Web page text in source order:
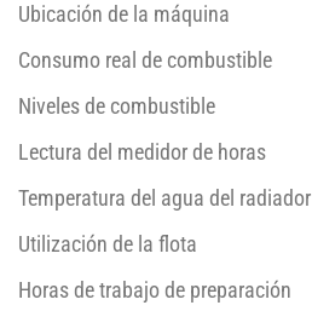
Ubicación de la máquina
Consumo real de combustible
Niveles de combustible
Lectura del medidor de horas
Temperatura del agua del radiador
Utilización de la flota
Horas de trabajo de preparación